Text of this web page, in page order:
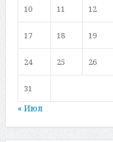
10 11 12
17 18 19
24 25 26
31
« Июл